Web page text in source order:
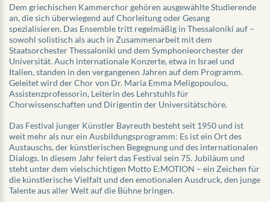
Dem griechischen Kammerchor gehören ausgewählte Studierende
an, die sich überwiegend auf Chorleitung oder Gesang
spezialisieren. Das Ensemble tritt regelmäßig in Thessaloniki auf –
sowohl solistisch als auch in Zusammenarbeit mit dem
Staatsorchester Thessaloniki und dem Symphonieorchester der
Universität. Auch internationale Konzerte, etwa in Israel und
Italien, standen in den vergangenen Jahren auf dem Programm.
Geleitet wird der Chor von Dr. Maria Emma Meligopoulou,
Assistenzprofessorin, Leiterin des Lehrstuhls für
Chorwissenschaften und Dirigentin der Universitätschöre.
Das Festival junger Künstler Bayreuth besteht seit 1950 und ist
weit mehr als nur ein Ausbildungsprogramm: Es ist ein Ort des
Austauschs, der künstlerischen Begegnung und des internationalen
Dialogs. In diesem Jahr feiert das Festival sein 75. Jubiläum und
steht unter dem vielschichtigen Motto E:MOTION – ein Zeichen für
die künstlerische Vielfalt und den emotionalen Ausdruck, den junge
Talente aus aller Welt auf die Bühne bringen.